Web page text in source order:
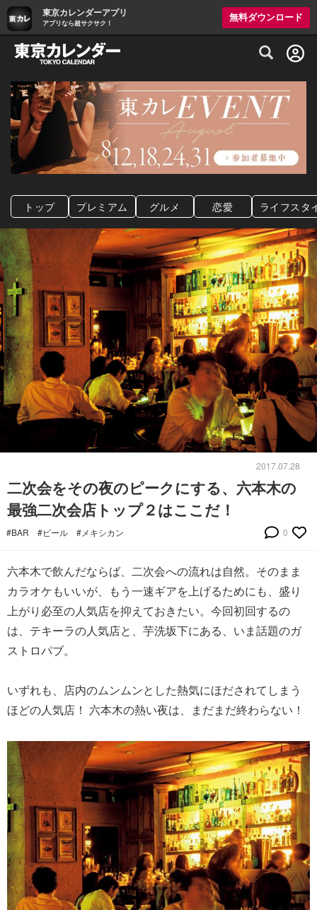
東京カレンダーアプリ
アプリなら超サクサク！
無料ダウンロード
グルメ情報・プレミアムレストラン予約
トップ プレミアム グルメ 恋愛 ライフスタ
2017.07.28
二次会をその夜のピークにする、六本木の
最強二次会店トップ２はここだ！
#BAR #ビール #メキシカン 0
六本木で飲んだならば、二次会への流れは自然。そのまま
カラオケもいいが、もう一速ギアを上げるためにも、盛り
上がり必至の人気店を抑えておきたい。今回初回するの
は、テキーラの人気店と、芋洗坂下にある、いま話題のガ
ストロパブ。
いずれも、店内のムンムンとした熱気にほだされてしまう
ほどの人気店！ 六本木の熱い夜は、まだまだ終わらない！